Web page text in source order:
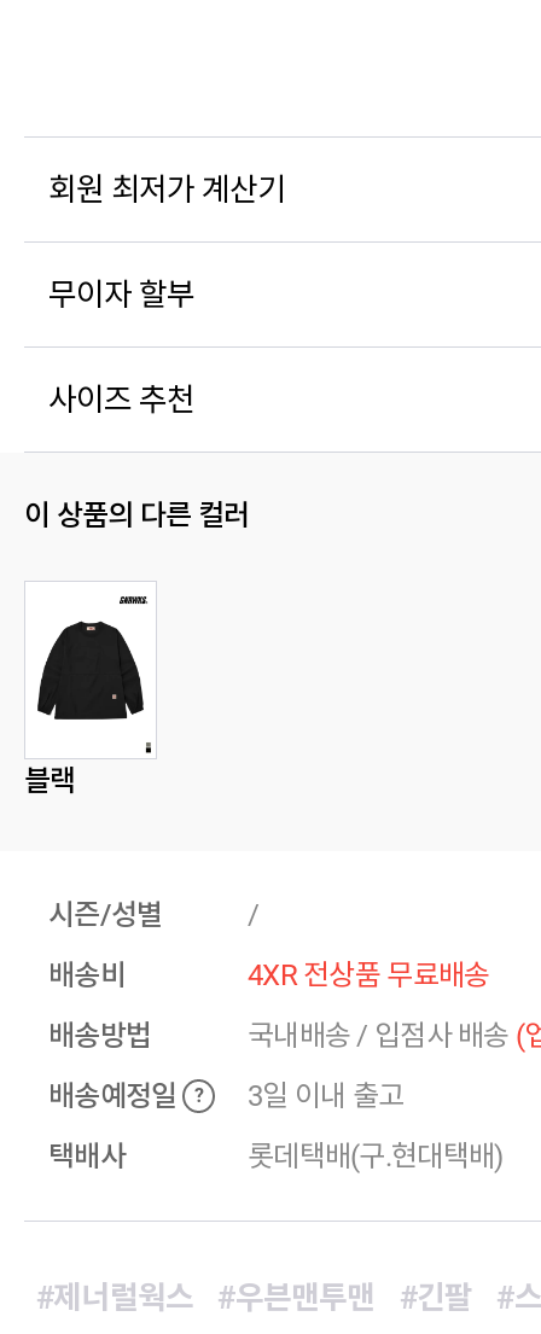
회원 최저가 계산기
무이자 할부
사이즈 추천
이 상품의 다른 컬러
블랙
시즌/성별
/
배송비
4XR 전상품 무료배송
배송방법
국내배송 / 입점사 배송 (
배송예정일
?
3일 이내 출고
택배사
롯데택배(구.현대택배)
#제너럴웍스 #우븐맨투맨 #긴팔 #